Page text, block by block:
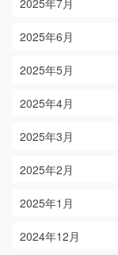
2025年6月
2025年5月
2025年4月
2025年3月
2025年2月
2025年1月
2024年12月